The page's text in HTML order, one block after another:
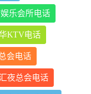
乐会所电话
KTV电话
会电话
夜总会电话